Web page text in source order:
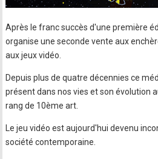
Après le franc succès d'une première
organise une seconde vente aux
aux jeux vidéo.
Depuis plus de quatre décennies ce
présent dans nos vies et son évolution
rang de 10ème art.
Le jeu vidéo est aujourd'hui devenu
société contemporaine.